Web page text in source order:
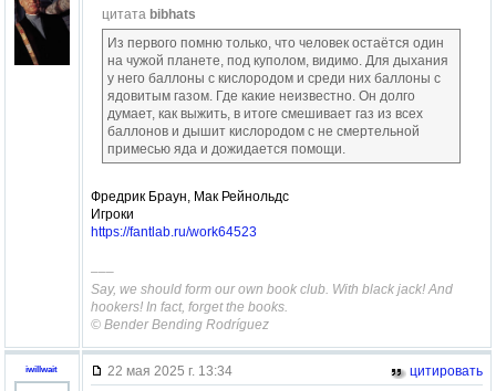
цитата bibhats
Из первого помню только, что человек остаётся один
на чужой планете, под куполом, видимо. Для дыхания
у него баллоны с кислородом и среди них баллоны с
ядовитым газом. Где какие неизвестно. Он долго
думает, как выжить, в итоге смешивает газ из всех
баллонов и дышит кислородом с не смертельной
примесью яда и дожидается помощи.
Фредрик Браун, Мак Рейнольдс
Игроки
https://fantlab.ru/work64523
–––
Say, we should form our own book club. With black jack! And
hookers! In fact, forget the books.
© Bender Bending Rodríguez
iwillwait 22 мая 2025 г. 13:34
цитировать